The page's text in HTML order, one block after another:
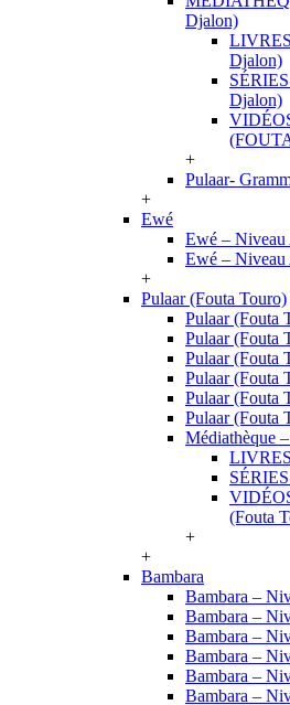
Djalon)
Djalon)
Djalon)
+
Pulaar-
+
Ewé
Ewé – Niveau
Ewé – Niveau
+
Pulaar (Fouta Touro)
Pulaar (Fouta
Pulaar (Fouta
Pulaar (Fouta
Pulaar (Fouta
Pulaar (Fouta
Pulaar (Fouta
Médiathèque
(Fouta
+
+
Bambara
Bambara –
Bambara –
Bambara –
Bambara –
Bambara –
Bambara –